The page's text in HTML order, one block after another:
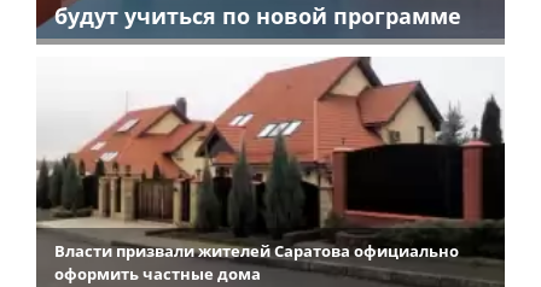
будут учиться по новой программе
Власти призвали жителей Саратова официально
оформить частные дома